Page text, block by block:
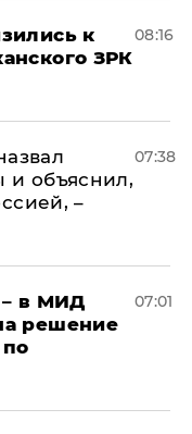
к
ЗРК
08:16
и объяснил,
–
07:38
– в МИД
решение
07:01